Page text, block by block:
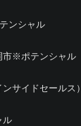
ンシャル
市※ポテンシャル
サイドセールス）
ル